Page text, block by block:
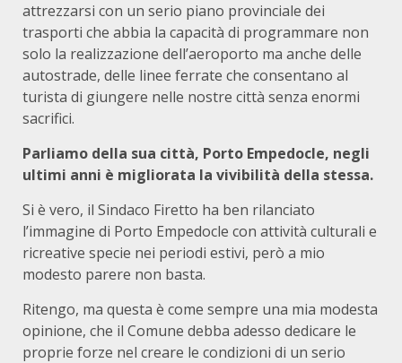
attrezzarsi con un serio piano provinciale dei
trasporti che abbia la capacità di programmare non
solo la realizzazione dell’aeroporto ma anche delle
autostrade, delle linee ferrate che consentano al
turista di giungere nelle nostre città senza enormi
sacrifici.
Parliamo della sua città, Porto Empedocle, negli
ultimi anni è migliorata la vivibilità della stessa.
Si è vero, il Sindaco Firetto ha ben rilanciato
l’immagine di Porto Empedocle con attività culturali e
ricreative specie nei periodi estivi, però a mio
modesto parere non basta.
Ritengo, ma questa è come sempre una mia modesta
opinione, che il Comune debba adesso dedicare le
proprie forze nel creare le condizioni di un serio